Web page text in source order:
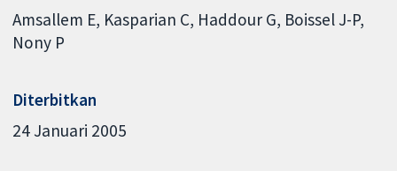
Amsallem E Kasparian C Haddour G Boissel J-P
Nony P
Diterbitkan
24 Januari 2005